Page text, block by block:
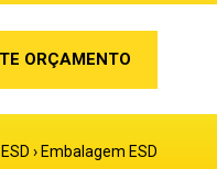
ORÇAMENTO
› Embalagem ESD